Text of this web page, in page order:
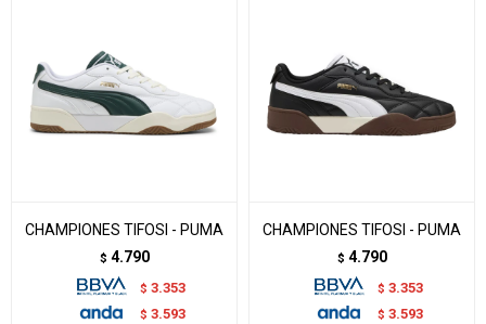
CHAMPIONES TIFOSI - PUMA
$ 4.790
$ 3.353
$ 3.593
CHAMPIONES TIFOSI - PUMA
$ 4.790
$ 3.353
$ 3.593